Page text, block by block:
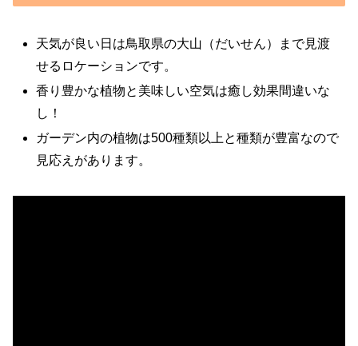
天気が良い日は鳥取県の大山（だいせん）まで見渡
せるロケーションです。
香り豊かな植物と美味しい空気は癒し効果間違いな
し！
ガーデン内の植物は500種類以上と種類が豊富なので
見応えがあります。